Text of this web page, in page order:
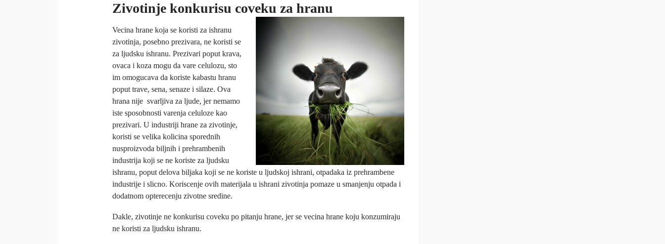
Zivotinje konkurisu coveku za hranu
Vecina hrane koja se koristi za ishranu
zivotinja, posebno prezivara, ne koristi se
za ljudsku ishranu. Prezivari poput krava,
ovaca i koza mogu da vare celulozu, sto
im omogucava da koriste kabastu hranu
poput trave, sena, senaze i silaze. Ova
hrana nije svarljiva za ljude, jer nemamo
iste sposobnosti varenja celuloze kao
prezivari. U industriji hrane za zivotinje,
koristi se velika kolicina sporednih
nusproizvoda biljnih i prehrambenih
industrija koji se ne koriste za ljudsku
ishranu, poput delova biljaka koji se ne koriste u ljudskoj ishrani, otpadaka iz prehrambene
industrije i slicno. Koriscenje ovih materijala u ishrani zivotinja pomaze u smanjenju otpada i
dodatnom opterecenju zivotne sredine.
Dakle, zivotinje ne konkurisu coveku po pitanju hrane, jer se vecina hrane koju konzumiraju
ne koristi za ljudsku ishranu.